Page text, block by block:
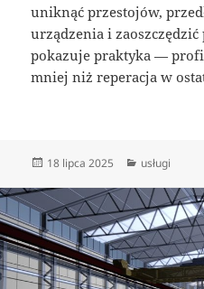
uniknąć przestojów,
urządzenia i
pokazuje praktyka —
mniej niż reperacja w
Data
18 lipca 2025 Kategorie
usługi